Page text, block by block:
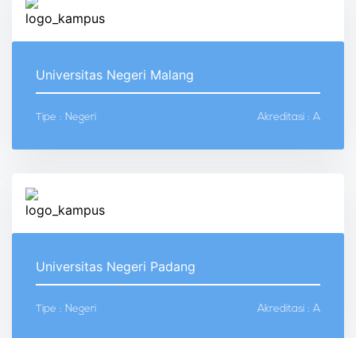
Universitas Negeri Malang
Tipe : Negeri Akreditasi : A
Universitas Negeri Padang
Tipe : Negeri Akreditasi : A